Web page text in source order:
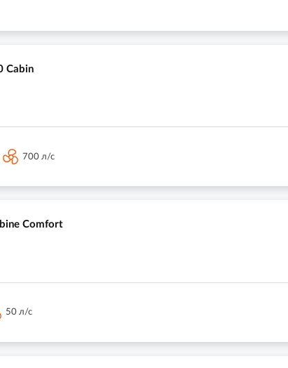
Cabin
700 л/с
Comfort
50 л/с